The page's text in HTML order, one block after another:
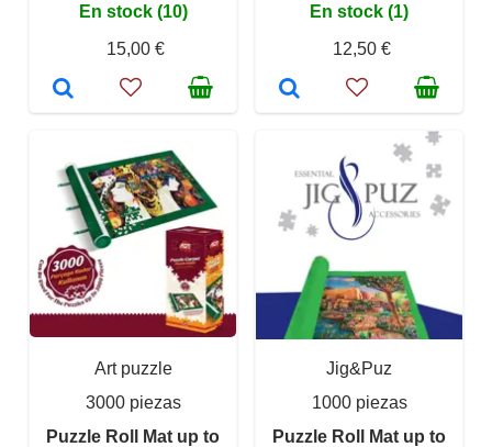
En stock (10)
15,00 €
En stock (1)
12,50 €
Art puzzle
3000 piezas
Puzzle Roll Mat up to
Jig&Puz
1000 piezas
Puzzle Roll Mat up to